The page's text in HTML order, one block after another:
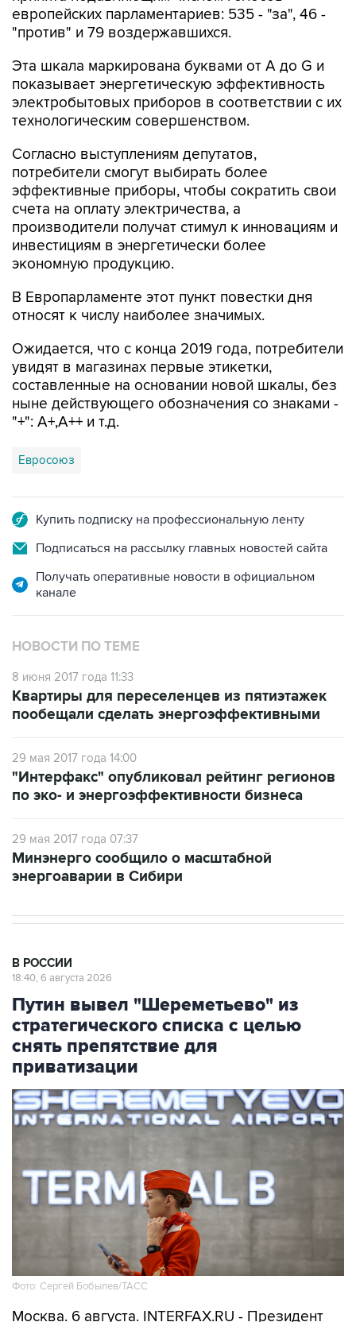
европейских парламентариев: 535 - "за", 46 -
"против" и 79 воздержавшихся.
Эта шкала маркирована буквами от A до G и
показывает энергетическую эффективность
электробытовых приборов в соответствии с их
технологическим совершенством.
Согласно выступлениям депутатов,
потребители смогут выбирать более
эффективные приборы, чтобы сократить свои
счета на оплату электричества, а
производители получат стимул к инновациям и
инвестициям в энергетически более
экономную продукцию.
В Европарламенте этот пункт повестки дня
относят к числу наиболее значимых.
Ожидается, что с конца 2019 года, потребители
увидят в магазинах первые этикетки,
составленные на основании новой шкалы, без
ныне действующего обозначения со знаками -
"+": A+,A++ и т.д.
Евросоюз
Купить подписку на профессиональную ленту
Подписаться на рассылку главных новостей сайта
Получать оперативные новости в официальном
канале
НОВОСТИ ПО ТЕМЕ
8 июня 2017 года 11:33
Квартиры для переселенцев из пятиэтажек
пообещали сделать энергоэффективными
29 мая 2017 года 14:00
"Интерфакс" опубликовал рейтинг регионов
по эко- и энергоэффективности бизнеса
29 мая 2017 года 07:37
Минэнерго сообщило о масштабной
энергоаварии в Сибири
В РОССИИ
18:40, 6 августа 2026
Путин вывел "Шереметьево" из
стратегического списка с целью
снять препятствие для
приватизации
Фото: Сергей Бобылев/ТАСС
Москва. 6 августа. INTERFAX.RU - Президент